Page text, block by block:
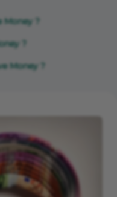
Money ?
?
Money ?